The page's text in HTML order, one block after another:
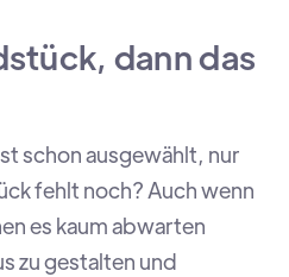
dann das
schon ausgewählt, nur
fehlt noch? Auch wenn
es kaum abwarten
zu gestalten und